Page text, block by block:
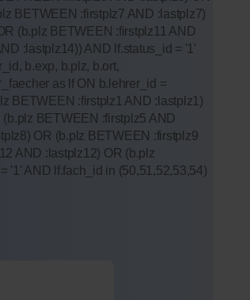
BETWEEN :firstplz7 AND :lastplz7)
(b.plz BETWEEN :firstplz11 AND
:lastplz14)) AND lf.status_id = '1'
b.exp, b.plz, b.ort,
as lf ON b.lehrer_id =
BETWEEN :firstplz1 AND :lastplz1)
BETWEEN :firstplz5 AND
OR (b.plz BETWEEN :firstplz9
AND :lastplz12) OR (b.plz
'1' AND lf.fach_id in (50,51,52,53,54)